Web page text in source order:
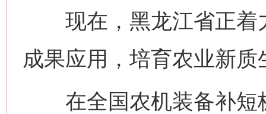
现在，黑龙江省正着
成果应用，培育农业新
在全国农机装备补短